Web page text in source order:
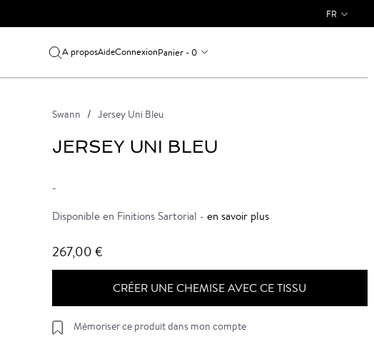
FR
A proposAideConnexionPanier - 0
Swann Jersey Uni Bleu
JERSEY UNI BLEU
-
Disponible en Finitions Sartorial - en savoir plus
267,00 €
CRÉER UNE CHEMISE AVEC CE TISSU
Mémoriser ce produit dans mon compte